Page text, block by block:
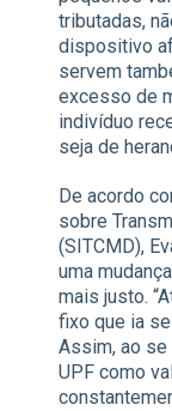
tributadas,
dispositivo
servem
excesso de
indivíduo
seja de
De acordo
sobre
(SITCMD),
uma
mais justo.
fixo que ia
Assim, ao se
UPF como